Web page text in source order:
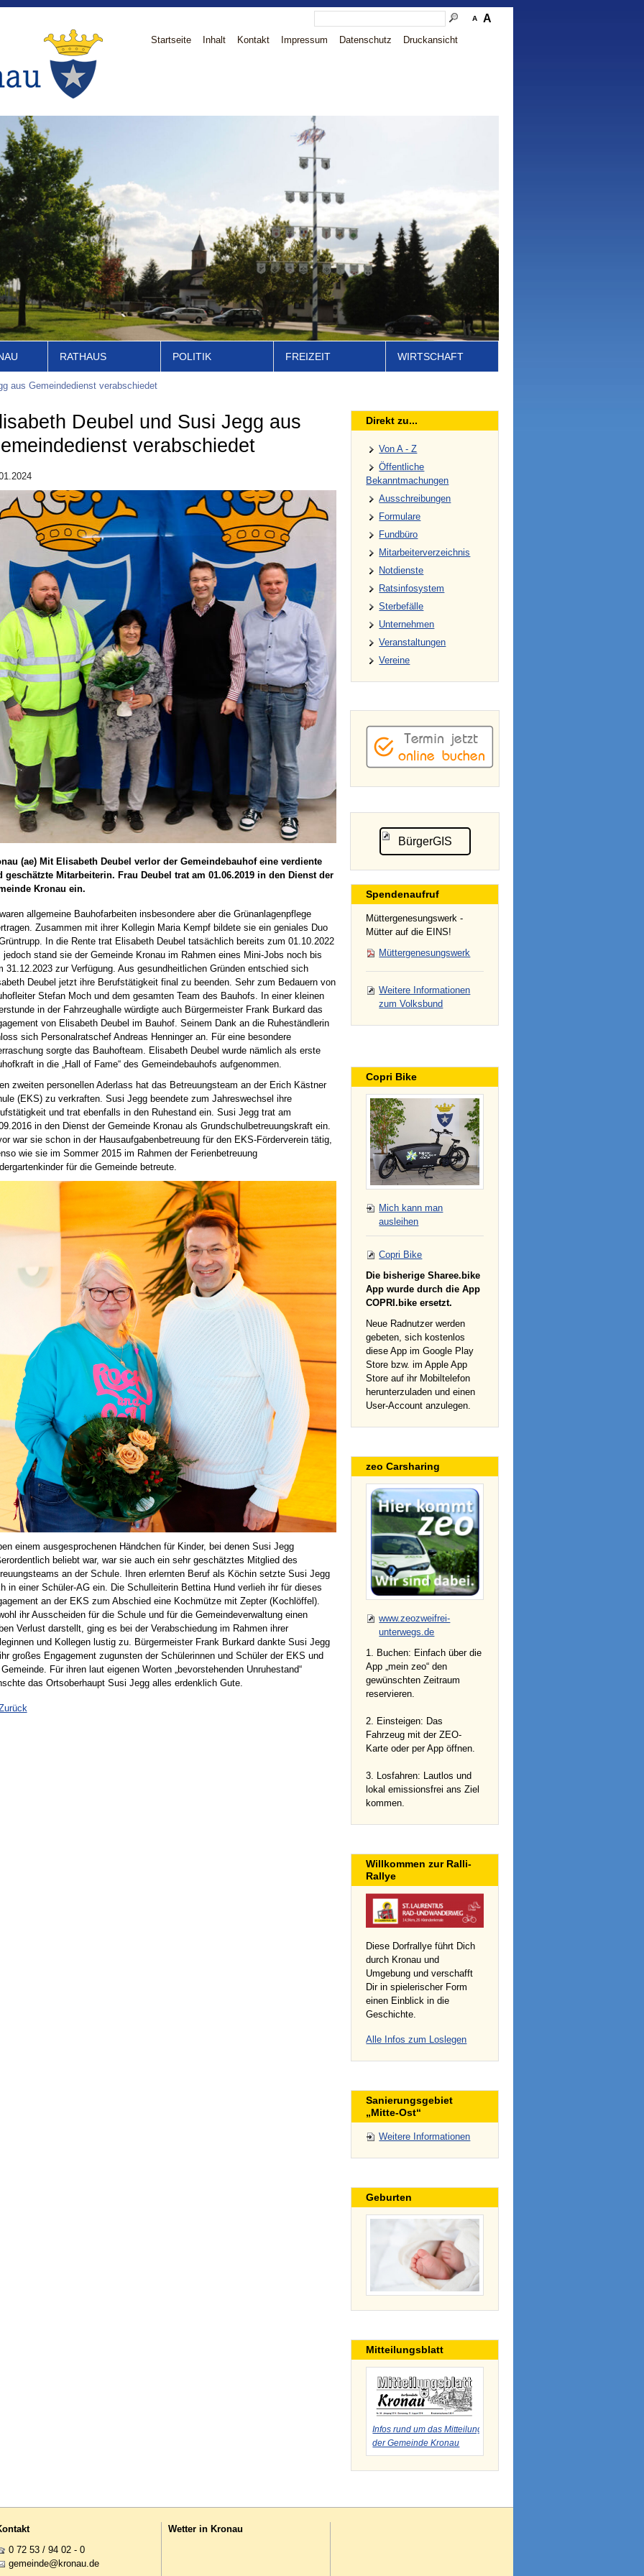
A A
Startseite Inhalt Kontakt Impressum Datenschutz Druckansicht
RATHAUS POLITIK FREIZEIT WIRTSCHAFT
aus Gemeindedienst verabschiedet
Deubel und Susi Jegg aus
verabschiedet
(ae) Mit Elisabeth Deubel verlor der Gemeindebauhof eine verdiente
geschätzte Mitarbeiterin. Frau Deubel trat am 01.06.2019 in den Dienst der
Kronau ein.
waren allgemeine Bauhofarbeiten insbesondere aber die Grünanlagenpflege
Zusammen mit ihrer Kollegin Maria Kempf bildete sie ein geniales Duo
In die Rente trat Elisabeth Deubel tatsächlich bereits zum 01.10.2022
jedoch stand sie der Gemeinde Kronau im Rahmen eines Mini-Jobs noch bis
31.12.2023 zur Verfügung. Aus gesundheitlichen Gründen entschied sich
Deubel jetzt ihre Berufstätigkeit final zu beenden. Sehr zum Bedauern von
Stefan Moch und dem gesamten Team des Bauhofs. In einer kleinen
in der Fahrzeughalle würdigte auch Bürgermeister Frank Burkard das
von Elisabeth Deubel im Bauhof. Seinem Dank an die Ruheständlerin
sich Personalratschef Andreas Henninger an. Für eine besondere
sorgte das Bauhofteam. Elisabeth Deubel wurde nämlich als erste
in die „Hall of Fame“ des Gemeindebauhofs aufgenommen.
zweiten personellen Aderlass hat das Betreuungsteam an der Erich Kästner
(EKS) zu verkraften. Susi Jegg beendete zum Jahreswechsel ihre
und trat ebenfalls in den Ruhestand ein. Susi Jegg trat am
in den Dienst der Gemeinde Kronau als Grundschulbetreuungskraft ein.
war sie schon in der Hausaufgabenbetreuung für den EKS-Förderverein tätig,
wie sie im Sommer 2015 im Rahmen der Ferienbetreuung
für die Gemeinde betreute.
einem ausgesprochenen Händchen für Kinder, bei denen Susi Jegg
beliebt war, war sie auch ein sehr geschätztes Mitglied des
an der Schule. Ihren erlernten Beruf als Köchin setzte Susi Jegg
in einer Schüler-AG ein. Die Schulleiterin Bettina Hund verlieh ihr für dieses
an der EKS zum Abschied eine Kochmütze mit Zepter (Kochlöffel).
ihr Ausscheiden für die Schule und für die Gemeindeverwaltung einen
Verlust darstellt, ging es bei der Verabschiedung im Rahmen ihrer
und Kollegen lustig zu. Bürgermeister Frank Burkard dankte Susi Jegg
großes Engagement zugunsten der Schülerinnen und Schüler der EKS und
Für ihren laut eigenen Worten „bevorstehenden Unruhestand“
das Ortsoberhaupt Susi Jegg alles erdenklich Gute.
Direkt zu...
Von A - Z
Öffentliche
Bekanntmachungen
Ausschreibungen
Formulare
Fundbüro
Mitarbeiterverzeichnis
Notdienste
Ratsinfosystem
Sterbefälle
Unternehmen
Veranstaltungen
Vereine
BürgerGIS
Spendenaufruf
Müttergenesungswerk -
Mütter auf die EINS!
Müttergenesungswerk
Weitere Informationen
zum Volksbund
Copri Bike
Mich kann man
ausleihen
Copri Bike
Die bisherige Sharee.bike
App wurde durch die App
COPRI.bike ersetzt.
Neue Radnutzer werden
gebeten, sich kostenlos
diese App im Google Play
Store bzw. im Apple App
Store auf ihr Mobiltelefon
herunterzuladen und einen
User-Account anzulegen.
zeo Carsharing
www.zeozweifrei-
unterwegs.de
1. Buchen: Einfach über die
App „mein zeo“ den
gewünschten Zeitraum
reservieren.
2. Einsteigen: Das
Fahrzeug mit der ZEO-
Karte oder per App öffnen.
3. Losfahren: Lautlos und
lokal emissionsfrei ans Ziel
kommen.
Willkommen zur Ralli-
Rallye
Diese Dorfrallye führt Dich
durch Kronau und
Umgebung und verschafft
Dir in spielerischer Form
einen Einblick in die
Geschichte.
Alle Infos zum Loslegen
Sanierungsgebiet
„Mitte-Ost“
Weitere Informationen
Geburten
Mitteilungsblatt
Infos rund um das Mitteilungsblatt
der Gemeinde Kronau
0 72 53 / 94 02 - 0
g m nd kr n d
Wetter in Kronau